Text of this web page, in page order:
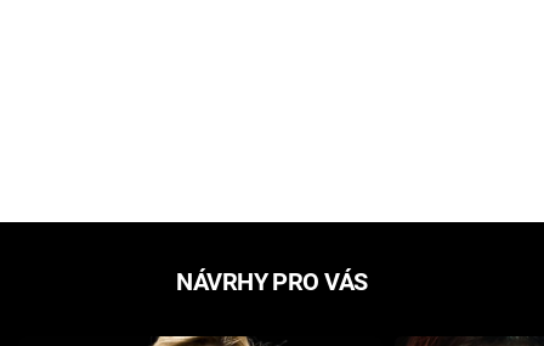
NÁVRHY PRO VÁS